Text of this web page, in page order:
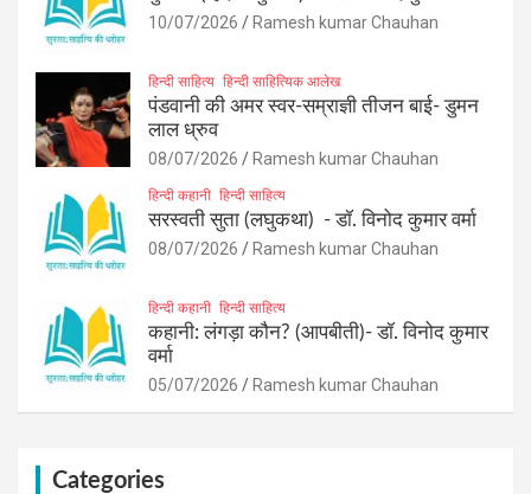
10/07/2026 Ramesh kumar Chauhan
हिन्दी साहित्य हिन्दी साहित्यिक आलेख
पंडवानी की अमर स्वर-सम्राज्ञी तीजन बाई- डुमन
लाल ध्रुव
08/07/2026 Ramesh kumar Chauhan
हिन्दी कहानी हिन्दी साहित्य
सरस्वती सुता (लघुकथा) ​- डॉ. विनोद कुमार वर्मा
08/07/2026 Ramesh kumar Chauhan
हिन्दी कहानी हिन्दी साहित्य
कहानी: लंगड़ा कौन? (आपबीती)​- डॉ. विनोद कुमार
वर्मा
05/07/2026 Ramesh kumar Chauhan
Categories